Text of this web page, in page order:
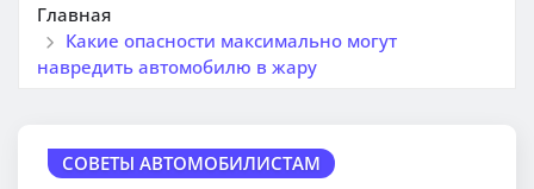
Главная
Какие опасности максимально могут
навредить автомобилю в жару
СОВЕТЫ АВТОМОБИЛИСТАМ